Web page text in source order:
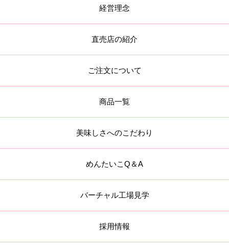
経営理念
直売店の紹介
ご注文について
商品一覧
美味しさへのこだわり
めんたいこQ＆A
バーチャル工場見学
採用情報